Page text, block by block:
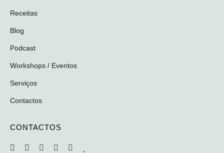
Receitas
Blog
Podcast
Workshops / Eventos
Serviços
Contactos
CONTACTOS